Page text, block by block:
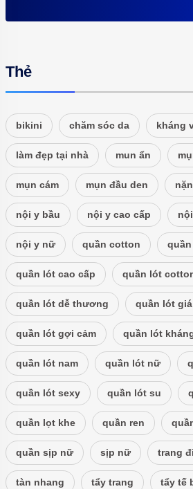
Thẻ
bikini chăm sóc da kháng
làm đẹp tại nhà mun ẩn
mụn cám mụn đầu den
nội y bầu nội y cao cấp
nội y nữ quần cotton
quần lót cao cấp quần lót
quần lót dễ thương quần lót
quần lót gợi cảm quần lót
quần lót nam quần lót nữ
quần lót sexy quần lót su
quần lọt khe quần ren
quần sịp nữ sịp nữ trang
tàn nhang tẩy trang tẩy tế